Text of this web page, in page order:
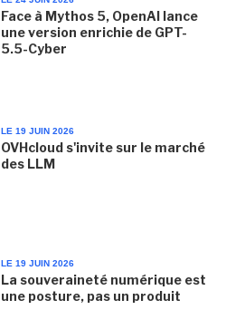
Face à Mythos 5, OpenAI lance
une version enrichie de GPT-
5.5-Cyber
LE 19 JUIN 2026
OVHcloud s'invite sur le marché
des LLM
LE 19 JUIN 2026
La souveraineté numérique est
une posture, pas un produit